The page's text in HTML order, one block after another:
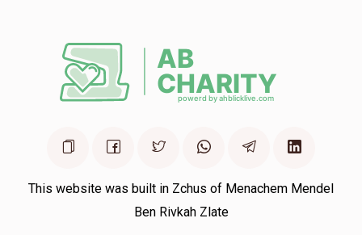
This website was built in Zchus of Menachem Mendel
Ben Rivkah Zlate